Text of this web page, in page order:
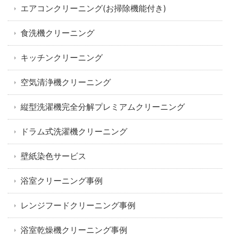
エアコンクリーニング(お掃除機能付き)
食洗機クリーニング
キッチンクリーニング
空気清浄機クリーニング
縦型洗濯機完全分解プレミアムクリーニング
ドラム式洗濯機クリーニング
壁紙染色サービス
浴室クリーニング事例
レンジフードクリーニング事例
浴室乾燥機クリーニング事例